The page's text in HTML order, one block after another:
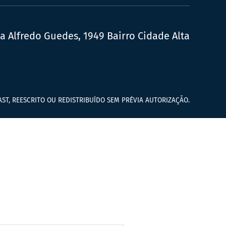
Alfredo Guedes, 1949 Bairro Cidade Alta
REESCRITO OU REDISTRIBUÍDO SEM PRÉVIA AUTORIZAÇÃO.